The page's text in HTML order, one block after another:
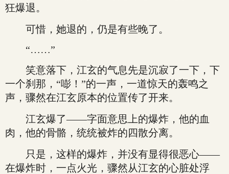
狂爆退。
可惜，她退的，仍是有些晚了。
“……”
笑意落下，江玄的气息先是沉寂了一下，下
一个刹那，“嘭！”的一声，一道惊天的轰鸣之
声，骤然在江玄原本的位置传了开来。
江玄爆了——字面意思上的爆炸，他的血
肉，他的骨骼，统统被炸的四散分离。
只是，这样的爆炸，并没有显得很恶心——
在爆炸时，一点火光，骤然从江玄的心脏处浮